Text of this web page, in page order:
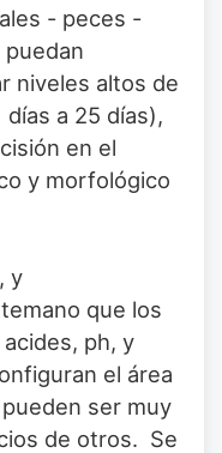
- peces -
niveles altos de
a 25 días),
en el
y morfológico
y
que los
ph, y
el área
ser muy
de otros. Se